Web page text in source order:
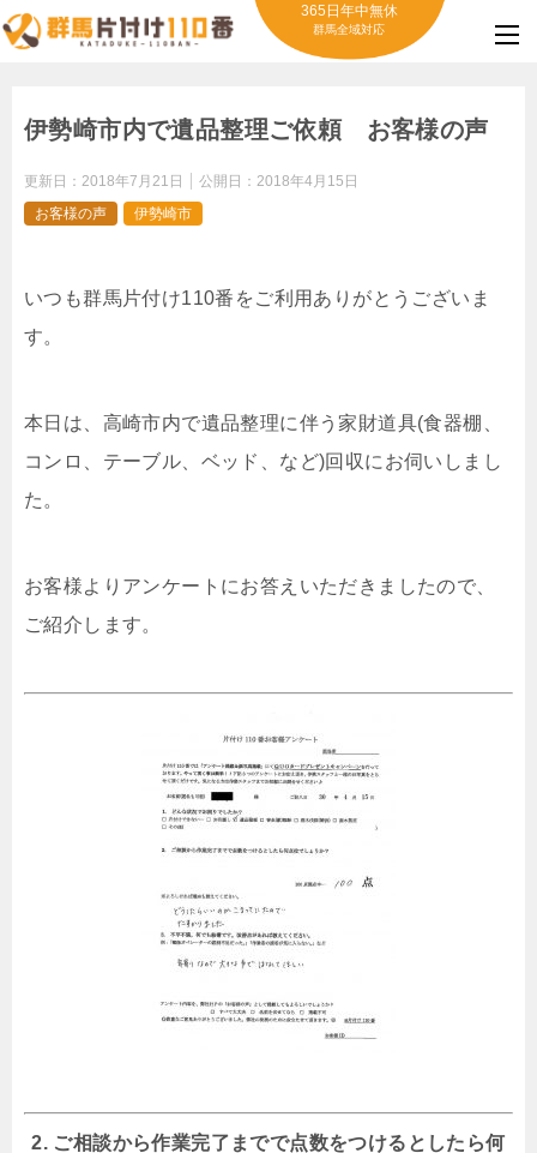
365日年中無休
群馬全域対応
伊勢崎市内で遺品整理ご依頼 お客様の声
更新日： 2018年7月21日 公開日： 2018年4月15日
お客様の声
伊勢崎市
いつも群馬片付け110番をご利用ありがとうございま
す。
本日は、高崎市内で遺品整理に伴う家財道具(食器棚、
コンロ、テーブル、ベッド、など)回収にお伺いしまし
た。
お客様よりアンケートにお答えいただきましたので、
ご紹介します。
2. ご相談から作業完了までで点数をつけるとしたら何